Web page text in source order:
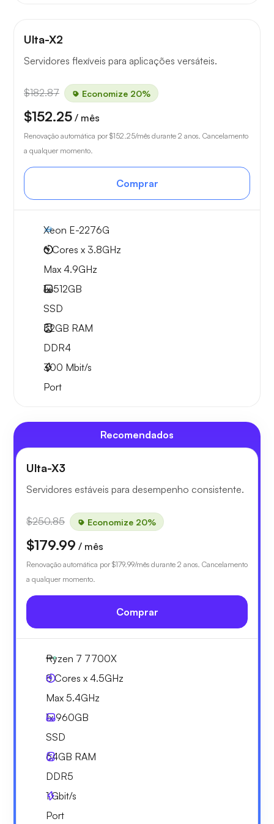
Ulta-X2
Servidores flexíveis para aplicações versáteis.
$182.87 Economize 20%
$152.25 / mês
Renovação automática por $152.25/mês durante 2 anos. Cancelamento
a qualquer momento.
Comprar
Xeon E-2276G
6 Cores x 3.8GHz
Max 4.9GHz
1x512GB
SSD
32GB RAM
DDR4
300 Mbit/s
Port
Recomendados
Ulta-X3
Servidores estáveis para desempenho consistente.
$250.85 Economize 20%
$179.99 / mês
Renovação automática por $179.99/mês durante 2 anos. Cancelamento
a qualquer momento.
Comprar
Ryzen 7 7700X
8 Cores x 4.5GHz
Max 5.4GHz
1x960GB
SSD
64GB RAM
DDR5
1Gbit/s
Port